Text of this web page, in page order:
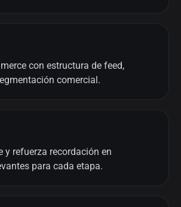
con estructura de feed,
comercial.
y refuerza recordación en
para cada etapa.